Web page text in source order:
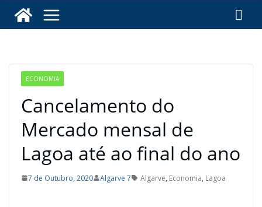
ECONOMIA
Cancelamento do
Mercado mensal de
Lagoa até ao final do ano
7 de Outubro, 2020 Algarve 7 Algarve, Economia, Lagoa